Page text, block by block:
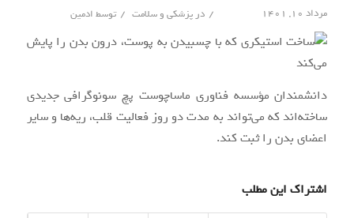
مرداد ۱۰, ۱۴۰۱ / درپزشکی و سلامت / توسط ادمین
دانشمندان مؤسسه فناوری ماساچوست پچ سونوگرافی جدیدی
ساخته‌اند که می‌تواند به مدت دو روز فعالیت قلب، ریه‌ها و سایر
اعضای بدن را ثبت کند.
اشتراک این مطلب